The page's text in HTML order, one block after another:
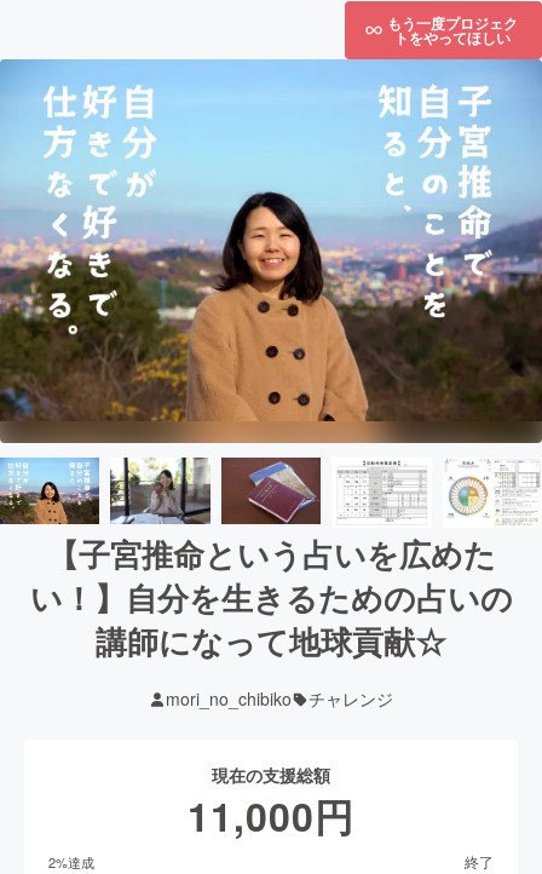
もう一度プロジェク
トをやってほしい
【子宮推命という占いを広めた
い！】自分を生きるための占いの
講師になって地球貢献☆
mori_no_chibiko チャレンジ
現在の支援総額
11,000円
2%達成 終了